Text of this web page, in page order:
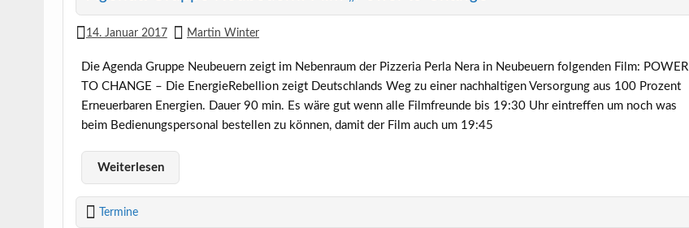
14. Januar 2017 Martin Winter
Die Agenda Gruppe Neubeuern zeigt im Nebenraum der Pizzeria Perla Nera in Neubeuern folgenden Film: POWER
TO CHANGE – Die EnergieRebellion zeigt Deutschlands Weg zu einer nachhaltigen Versorgung aus 100 Prozent
Erneuerbaren Energien. Dauer 90 min. Es wäre gut wenn alle Filmfreunde bis 19:30 Uhr eintreffen um noch was
beim Bedienungspersonal bestellen zu können, damit der Film auch um 19:45
Weiterlesen
Termine